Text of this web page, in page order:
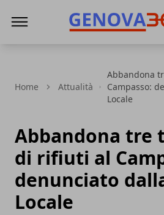
Home Attualità
Abbandona
Campasso:
Locale
Abbandona tre
di rifiuti al
denunciato
Locale